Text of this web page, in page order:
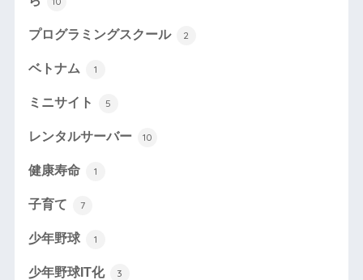
プログラミングスクール 2
ベトナム 1
ミニサイト 5
レンタルサーバー 10
健康寿命 1
子育て 7
少年野球 1
少年野球IT化 3